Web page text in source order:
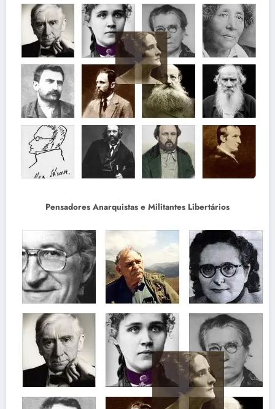
Pensadores Anarquistas e Militantes Libertários